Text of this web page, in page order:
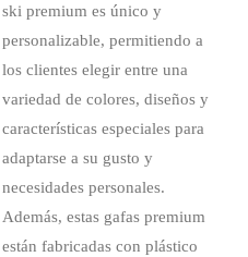
ski premium es único y
personalizable, permitiendo a
los clientes elegir entre una
variedad de colores, diseños y
características especiales para
adaptarse a su gusto y
necesidades personales.
Además, estas gafas premium
están fabricadas con plástico